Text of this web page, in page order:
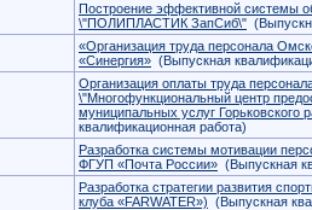
Построение эффективной системы
\"ПОЛИПЛАСТИК ЗапСиб\"
«Организация труда персонала
«Синергия» (Выпускная
Организация оплаты труда
\"Многофункциональный центр
муниципальных услуг Горьковского
квалификационная работа)
Разработка системы мотивации
ФГУП «Почта России» (Выпускная
Разработка стратегии развития
клуба «FARWATER») (Выпускная